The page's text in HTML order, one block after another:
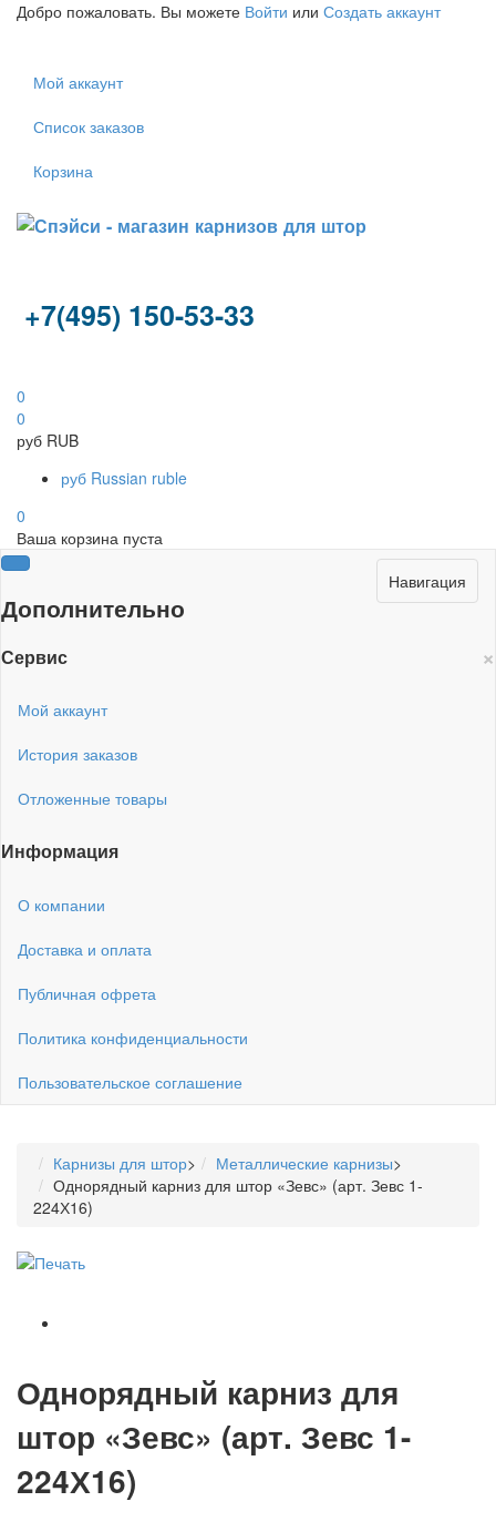
Добро пожаловать. Вы можете Войти или Создать аккаунт
Мой аккаунт
Список заказов
Корзина
+7(495) 150-53-33
0
0
руб RUB
руб Russian ruble
0
Ваша корзина пуста
Навигация
Дополнительно
×
Сервис
Мой аккаунт
История заказов
Отложенные товары
Информация
О компании
Доставка и оплата
Публичная офрета
Политика конфиденциальности
Пользовательское соглашение
Карнизы для штор> Металлические карнизы>
Однорядный карниз для штор «Зевс» (арт. Зевс 1-
224Х16)
Однорядный карниз для
штор «Зевс» (арт. Зевс 1-
224Х16)